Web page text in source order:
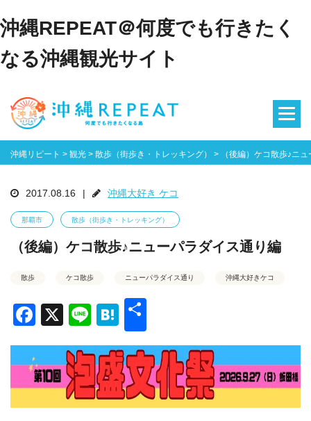
沖縄REPEAT＠何度でも行きたく
なる沖縄観光サイト
沖縄リピート > 観光 > 散歩（街歩き・トレッキング） > （後編）ケコ散歩♪ニ
2017.08.16 | 沖縄大好き ケコ
那覇市 散歩（街歩き・トレッキング）
（後編）ケコ散歩♪ニューパラダイス通り編
散歩 ケコ散歩 ニューパラダイス通り 沖縄大好きケコ
Facebook
X LineHatena